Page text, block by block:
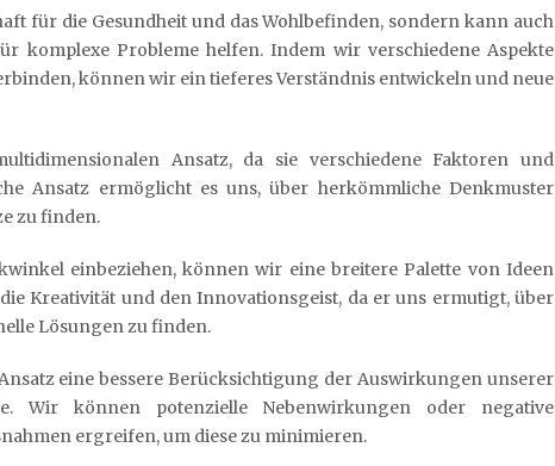
für die Gesundheit und das Wohlbefinden, sondern kann auch
komplexe Probleme helfen. Indem wir verschiedene Aspekte
können wir ein tieferes Verständnis entwickeln und neue
Ansatz, da sie verschiedene Faktoren und
Ansatz ermöglicht es uns, über herkömmliche Denkmuster
zu finden.
einbeziehen, können wir eine breitere Palette von Ideen
Kreativität und den Innovationsgeist, da er uns ermutigt, über
Lösungen zu finden.
eine bessere Berücksichtigung der Auswirkungen unserer
Wir können potenzielle Nebenwirkungen oder negative
ergreifen, um diese zu minimieren.